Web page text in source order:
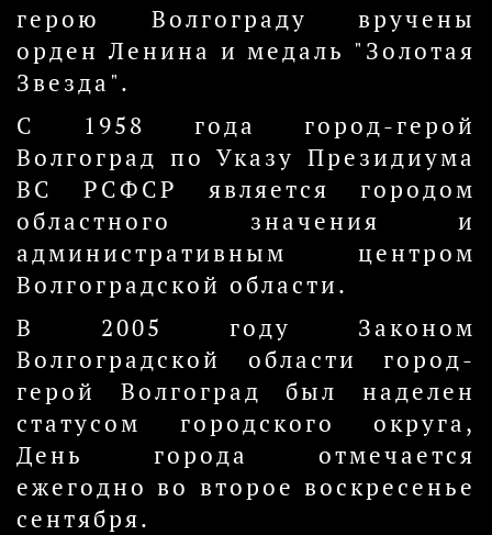
герою Волгограду вручены
орден Ленина и медаль "Золотая
Звезда".
С 1958 года город-герой
Волгоград по Указу Президиума
ВС РСФСР является городом
областного значения и
административным центром
Волгоградской области.
В 2005 году Законом
Волгоградской области город-
герой Волгоград был наделен
статусом городского округа,
День города отмечается
ежегодно во второе воскресенье
сентября.